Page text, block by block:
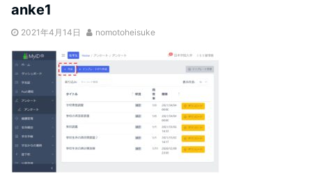
anke1
2021年4月14日 nomotoheisuke